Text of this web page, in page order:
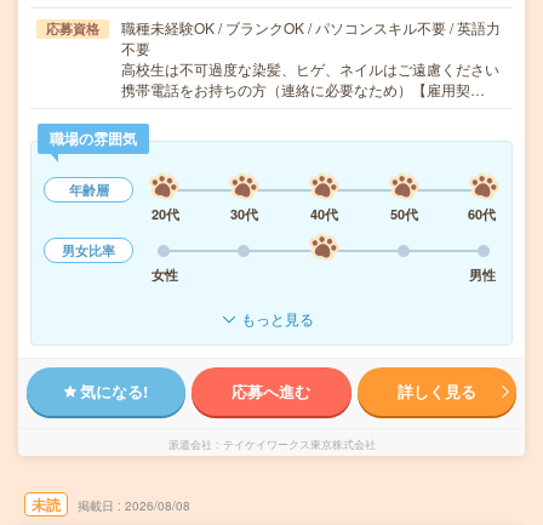
応募資格
職種未経験OK / ブランクOK / パソコンスキル不要 / 英語力
不要
高校生は不可過度な染髪、ヒゲ、ネイルはご遠慮ください
携帯電話をお持ちの方（連絡に必要なため）【雇用契…
職場の雰囲気
年齢層
20代
30代 40代 50代
60代
男女比率
女性
男性
もっと見る
気になる! 応募へ進む 詳しく見る
派遣会社 テイケイワークス東京株式会社
未読 掲載日 2026/08/08